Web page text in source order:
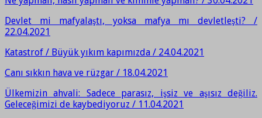
Devlet mi mafyalaştı, yoksa mafya mı devletleşti? /
22.04.2021
Katastrof / Büyük yıkım kapımızda / 24.04.2021
Canı sıkkın hava ve rüzgar / 18.04.2021
Ülkemizin ahvali: Sadece parasız, işsiz ve aşısız değiliz.
Geleceğimizi de kaybediyoruz / 11.04.2021